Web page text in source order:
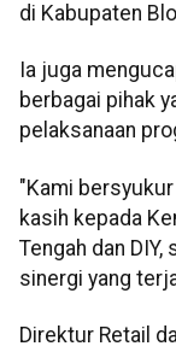
di Kabupaten
Ia juga
berbagai pihak
pelaksanaan
"Kami
kasih kepada
Tengah dan
sinergi yang
Direktur Retail